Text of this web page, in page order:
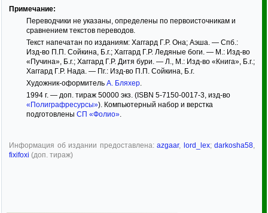
Примечание:
Переводчики не указаны, определены по первоисточникам и
сравнением текстов переводов.
Текст напечатан по изданиям: Хаггард Г.Р. Она; Аэша. — Спб.:
Изд-во П.П. Сойкина, Б.г.; Хаггард Г.Р. Ледяные боги. — М.: Изд-во
«Пучина», Б.г.; Хаггард Г.Р. Дитя бури. — Л., М.: Изд-во «Книга», Б.г.;
Хаггард Г.Р. Нада. — Пг.: Изд-во П.П. Сойкина, Б.г.
Художник-оформитель А. Бляхер.
1994 г. — доп. тираж 50000 экз. (ISBN 5-7150-0017-3, изд-во
«Полиграфресурсы»). Компьютерный набор и верстка
подготовлены СП «Фолио».
Информация об издании предоставлена: azgaar, lord_lex; darkosha58,
fixifoxi (доп. тираж)